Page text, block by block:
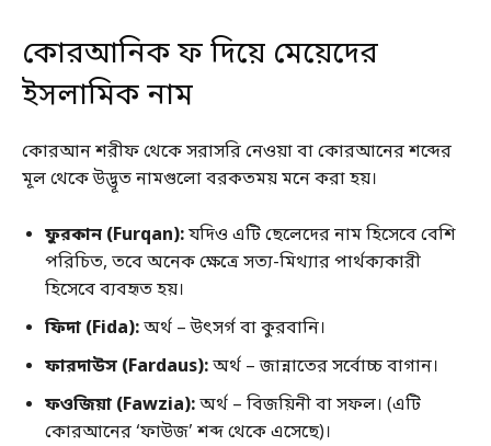
কোরআনিক ফ দিয়ে মেয়েদের
ইসলামিক নাম
কোরআন শরীফ থেকে সরাসরি নেওয়া বা কোরআনের শব্দের
মূল থেকে উদ্ভূত নামগুলো বরকতময় মনে করা হয়।
ফুরকান (Furqan):যদিও এটি ছেলেদের নাম হিসেবে বেশি
পরিচিত, তবে অনেক ক্ষেত্রে সত্য-মিথ্যার পার্থক্যকারী
হিসেবে ব্যবহৃত হয়।
ফিদা (Fida):অর্থ – উৎসর্গ বা কুরবানি।
ফারদাউস (Fardaus):অর্থ – জান্নাতের সর্বোচ্চ বাগান।
ফওজিয়া (Fawzia):অর্থ – বিজয়িনী বা সফল। (এটি
কোরআনের ‘ফাউজ’ শব্দ থেকে এসেছে)।